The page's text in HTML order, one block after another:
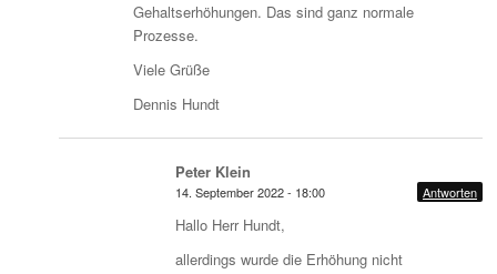
Gehaltserhöhungen. Das sind ganz normale
Prozesse.
Viele Grüße
Dennis Hundt
Peter Klein
14. September 2022 - 18:00 Antworten
Hallo Herr Hundt,
allerdings wurde die Erhöhung nicht